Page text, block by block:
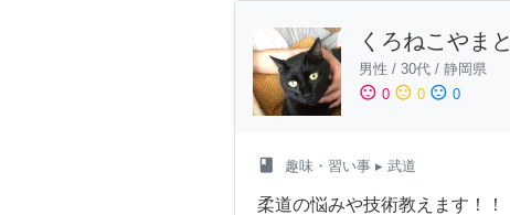
くろねこやまと
男性 / 30代 / 静岡県
sentiment_satisfied 0 sentiment_neutral 0 sentiment_dissatisfied 0
class 趣味・習い事 ▸ 武道
柔道の悩みや技術教えます！！